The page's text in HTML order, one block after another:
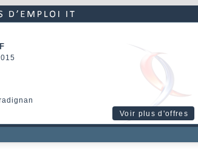
Voir plus d'offres